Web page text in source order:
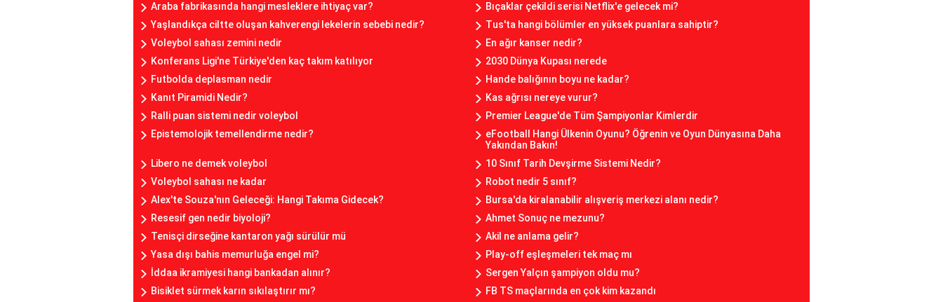
Araba fabrikasında hangi mesleklere ihtiyaç var?
Bıçaklar çekildi serisi Netflix'e gelecek mi?
Yaşlandıkça ciltte oluşan kahverengi lekelerin sebebi nedir?
Tus'ta hangi bölümler en yüksek puanlara sahiptir?
Voleybol sahası zemini nedir
En ağır kanser nedir?
Konferans Ligi'ne Türkiye'den kaç takım katılıyor
2030 Dünya Kupası nerede
Futbolda deplasman nedir
Hande balığının boyu ne kadar?
Kanıt Piramidi Nedir?
Kas ağrısı nereye vurur?
Ralli puan sistemi nedir voleybol
Premier League'de Tüm Şampiyonlar Kimlerdir
Epistemolojik temellendirme nedir?
eFootball Hangi Ülkenin Oyunu? Öğrenin ve Oyun Dünyasına Daha
Yakından Bakın!
Libero ne demek voleybol
10 Sınıf Tarih Devşirme Sistemi Nedir?
Voleybol sahası ne kadar
Robot nedir 5 sınıf?
Alex'te Souza'nın Geleceği: Hangi Takıma Gidecek?
Bursa'da kiralanabilir alışveriş merkezi alanı nedir?
Resesif gen nedir biyoloji?
Ahmet Sonuç ne mezunu?
Tenisçi dirseğine kantaron yağı sürülür mü
Akil ne anlama gelir?
Yasa dışı bahis memurluğa engel mi?
Play-off eşleşmeleri tek maç mı
İddaa ikramiyesi hangi bankadan alınır?
Sergen Yalçın şampiyon oldu mu?
Bisiklet sürmek karın sıkılaştırır mı?
FB TS maçlarında en çok kim kazandı